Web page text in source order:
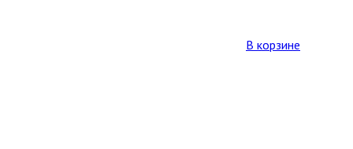
В корзине